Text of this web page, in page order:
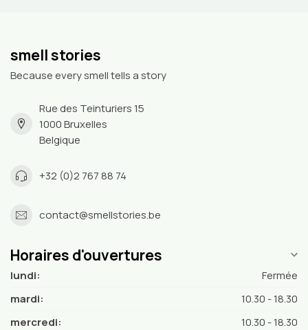
smell stories
Because every smell tells a story
Rue des Teinturiers 15
1000 Bruxelles
Belgique
+32 (0)2 767 88 74
contact@smellstories.be
Horaires d'ouvertures
lundi:
Fermée
mardi:
10.30 - 18.30
mercredi:
10.30 - 18.30